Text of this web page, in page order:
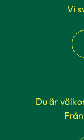
När du
Att
men tänk på
hyrsläp eller
planteringen
Vi
Du är